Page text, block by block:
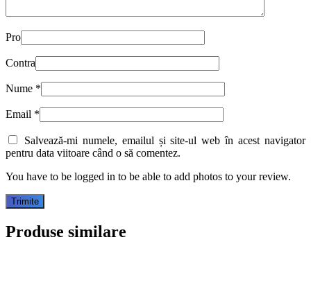
Pro
Contra
Nume *
Email *
Salvează-mi numele, emailul și site-ul web în acest navigator
pentru data viitoare când o să comentez.
You have to be logged in to be able to add photos to your review.
Produse similare